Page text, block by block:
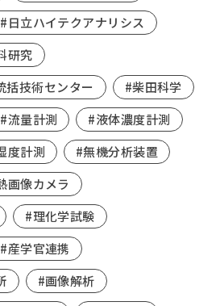
#日立ハイテクアナリシス
研究
括技術センター
#柴田科学
#流量計測
#液体濃度計測
度計測
#無機分析装置
画像カメラ
#理化学試験
#産学官連携
#画像解析